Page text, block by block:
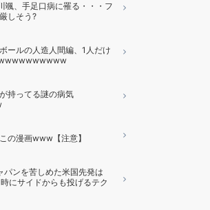
颯、手足口病に罹る・・・フ
しそう?
ールの人造人間編、1人だけ
持ってる謎の病気
の漫画www【注意】
ンを苦しめた米国先発は
にサイドからも投げるテク